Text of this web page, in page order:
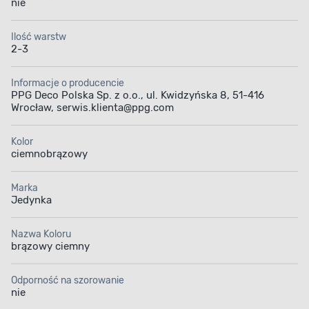
Matowa emalia
Aplikacja farby
nie
Ilość warstw
2-3
Informacje o producencie
PPG Deco Polska Sp. z o.o., ul. Kwidzyńska 8, 51-416
Wrocław, serwis.klienta@ppg.com
Kolor
ciemnobrązowy
Marka
Jedynka
Nazwa Koloru
brązowy ciemny
Odporność na szorowanie
nie